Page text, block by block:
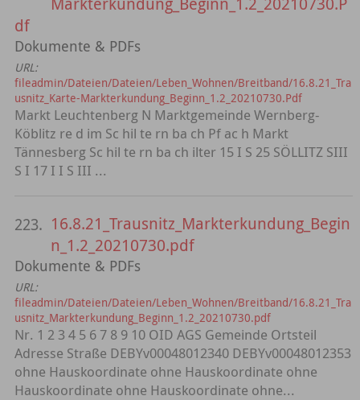
df
Dokumente & PDFs
URL:
fileadmin/Dateien/Dateien/Leben_Wohnen/Breitband/16.8.21_Tra
usnitz_Karte-Markterkundung_Beginn_1.2_20210730.Pdf
Markt Leuchtenberg N Marktgemeinde Wernberg-
Köblitz re d im Sc hil te rn ba ch Pf ac h Markt
Tännesberg Sc hil te rn ba ch ilter 15 I S 25 SÖLLITZ SIII
S I 17 I I S III ...
223. 16.8.21_Trausnitz_Markterkundung_Begin
n_1.2_20210730.pdf
Dokumente & PDFs
URL:
fileadmin/Dateien/Dateien/Leben_Wohnen/Breitband/16.8.21_Tra
usnitz_Markterkundung_Beginn_1.2_20210730.pdf
Nr. 1 2 3 4 5 6 7 8 9 10 OID AGS Gemeinde Ortsteil
Adresse Straße DEBYv00048012340 DEBYv00048012353
ohne Hauskoordinate ohne Hauskoordinate ohne
Hauskoordinate ohne Hauskoordinate ohne...